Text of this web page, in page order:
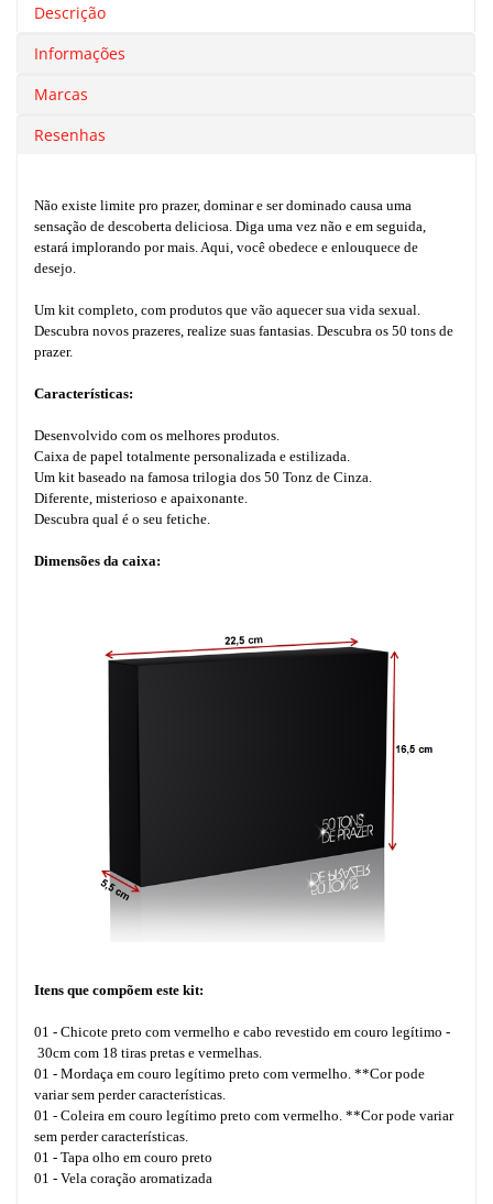
Descrição
Informações
Marcas
Resenhas
Não existe limite pro prazer, dominar e ser dominado causa uma
sensação de descoberta deliciosa. Diga uma vez não e em seguida,
estará implorando por mais. Aqui, você obedece e enlouquece de
desejo.
Um kit completo, com produtos que vão aquecer sua vida sexual.
Descubra novos prazeres, realize suas fantasias. Descubra os 50 tons de
prazer.
Características:
Desenvolvido com os melhores produtos.
Caixa de papel totalmente personalizada e estilizada.
Um kit baseado na famosa trilogia dos 50 Tonz de Cinza.
Diferente, misterioso e apaixonante.
Descubra qual é o seu fetiche.
Dimensões da caixa:
Itens que compõem este kit:
01 - Chicote preto com vermelho e cabo revestido em couro legítimo -
30cm com 18 tiras pretas e vermelhas.
01 - Mordaça em couro legítimo preto com vermelho. **Cor pode
variar sem perder características.
01 - Coleira em couro legítimo preto com vermelho. **Cor pode variar
sem perder características.
01 - Tapa olho em couro preto
01 - Vela coração aromatizada